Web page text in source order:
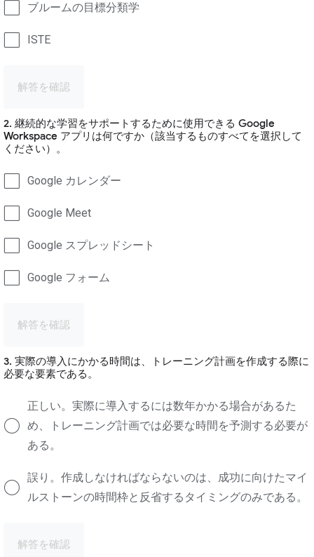
ブルームの目標分類学
ISTE
解答を確認
2. 継続的な学習をサポートするために使用できる Google
Workspace アプリは何ですか（該当するものすべてを選択して
ください）。
Google カレンダー
Google Meet
Google スプレッドシート
Google フォーム
解答を確認
3. 実際の導入にかかる時間は、トレーニング計画を作成する際に
必要な要素である。
正しい。実際に導入するには数年かかる場合があるた
め、トレーニング計画では必要な時間を予測する必要が
ある。
誤り。作成しなければならないのは、成功に向けたマイ
ルストーンの時間枠と反省するタイミングのみである。
解答を確認